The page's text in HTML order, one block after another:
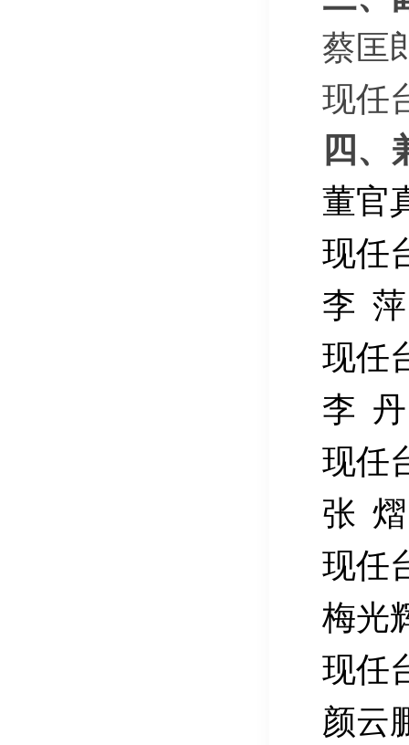
蔡匡
现任
四、
董官
现任
李 萍
现任
李 丹
现任
张 熠
现任
梅光
现任
颜云